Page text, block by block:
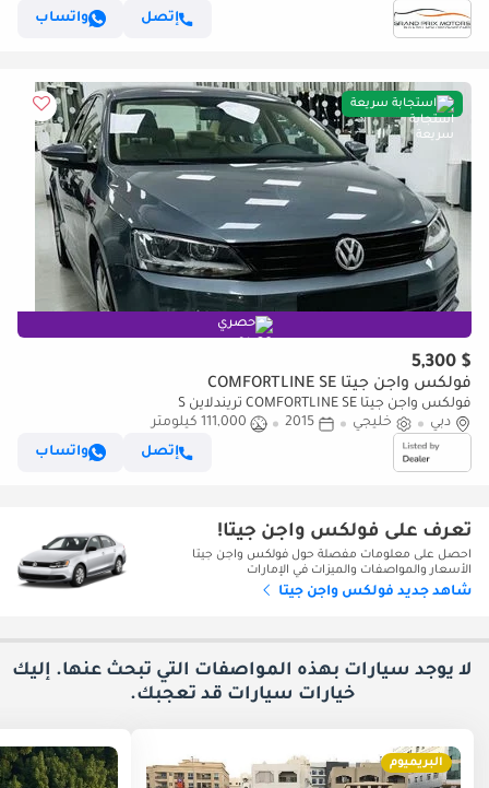
إتصل
واتساب
استجابة سريعة
حصري
$ 5,300
فولكس واجن جيتا COMFORTLINE SE
فولكس واجن جيتا COMFORTLINE SE تريندلاين S
دبي
خليجي 2015
111,000 كيلومتر
إتصل
واتساب
تعرف على فولكس واجن جيتا!
احصل على معلومات مفصلة حول فولكس واجن جيتا
الأسعار والمواصفات والميزات في الإمارات
شاهد جديد فولكس واجن جيتا
لا يوجد سيارات بهذه المواصفات التي تبحث عنها. إليك
خيارات سيارات قد تعجبك.
البريميوم